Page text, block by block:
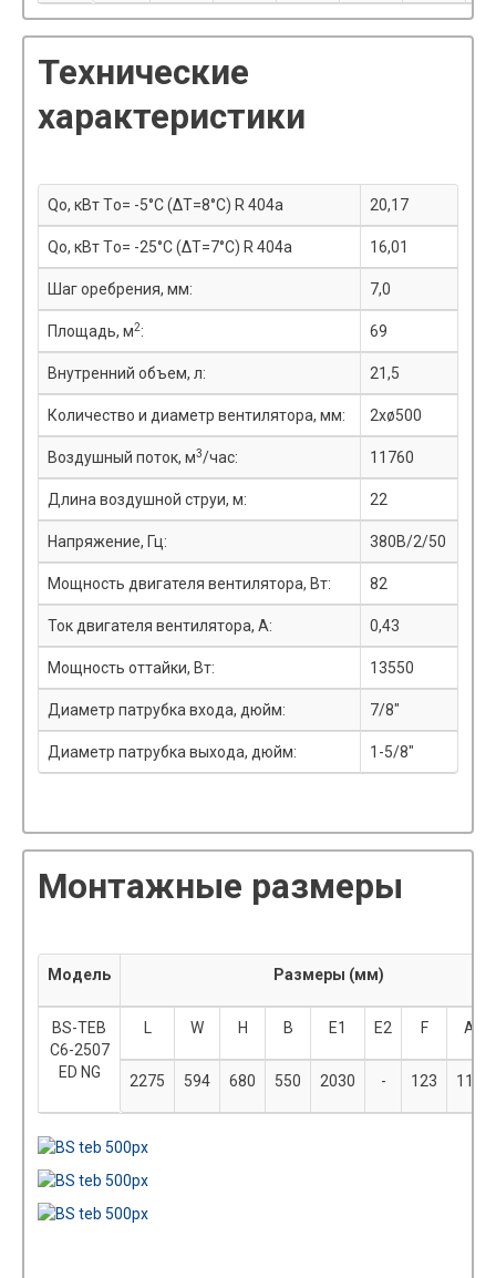
Технические
характеристики
Qo, кВт Tо= -5°С (ΔT=8°С) R 404a 20,17
Qo, кВт Tо= -25°С (ΔT=7°С) R 404a 16,01
Шаг оребрения, мм: 7,0
Площадь, м2: 69
Внутренний объем, л: 21,5
Количество и диаметр вентилятора, мм: 2xø500
Воздушный поток, м3/час: 11760
Длина воздушной струи, м: 22
Напряжение, Гц: 380В/2/50
Мощность двигателя вентилятора, Вт: 82
Ток двигателя вентилятора, А: 0,43
Мощность оттайки, Вт: 13550
Диаметр патрубка входа, дюйм: 7/8"
Диаметр патрубка выхода, дюйм: 1-5/8"
Монтажные размеры
Модель Размеры (мм)
BS-TEB
C6-2507
ED NG
W H B E1 E2 F A
2275 594 680 550 2030 - 123 117